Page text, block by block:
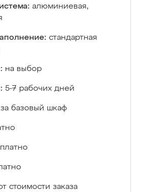
алюминиевая,
стандартная
на выбор
5-7 рабочих дней
за базовый шкаф
стоимости заказа